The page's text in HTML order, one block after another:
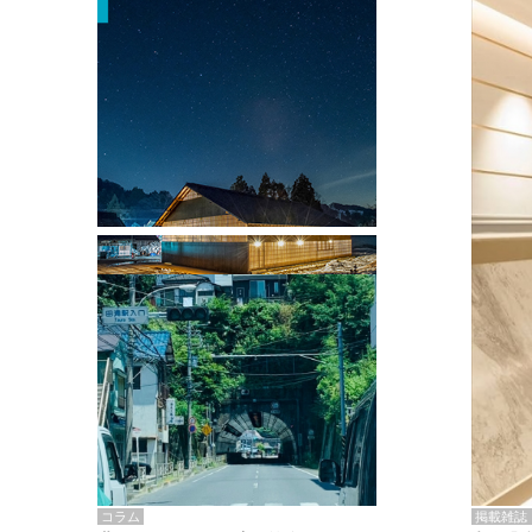
掲載雑誌
掲載雑誌・書籍
『街歩き研修「アールデコとモダニズ
ム、和風バロック」』のレポート記事が
掲載
コラム